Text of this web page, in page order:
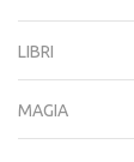
LIBRI
MAGIA